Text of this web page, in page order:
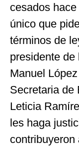
cesados
único que
términos de
presidente
Manuel
Secretaria de
Leticia
les haga
contribuyeron